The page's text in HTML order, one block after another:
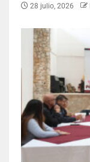
28 julio, 2026